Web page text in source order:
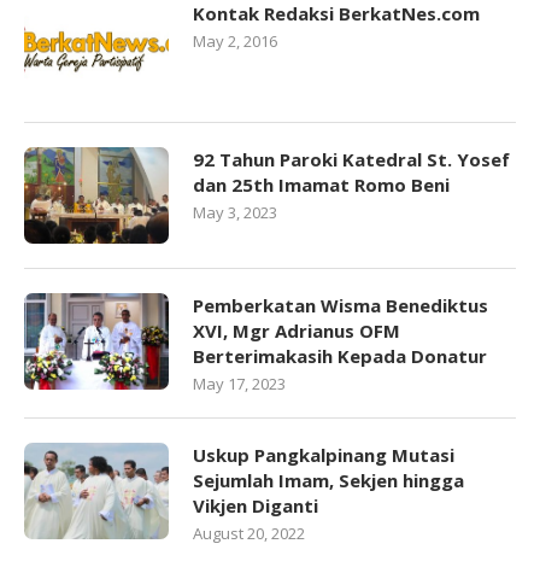
Kontak Redaksi BerkatNes.com
May 2, 2016
92 Tahun Paroki Katedral St. Yosef
dan 25th Imamat Romo Beni
May 3, 2023
Pemberkatan Wisma Benediktus
XVI, Mgr Adrianus OFM
Berterimakasih Kepada Donatur
May 17, 2023
Uskup Pangkalpinang Mutasi
Sejumlah Imam, Sekjen hingga
Vikjen Diganti
August 20, 2022